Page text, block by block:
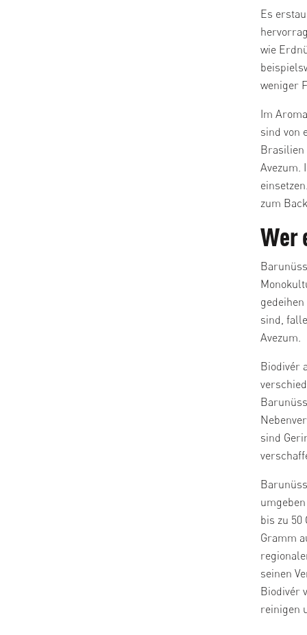
Es
wie
weniger
Im
sind von
Brasilien
Avezum.
zum
Wer
sind,
Avezum.
Biodivér
sind
bis zu
Gramm
seinen
Biodivér
reinigen